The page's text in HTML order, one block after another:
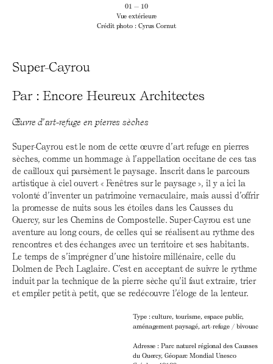
01 — 10
Vue extérieure
Crédit photo : Cyrus Cornut
Super-Cayrou
Par : Encore Heureux Architectes
Œuvre d’art-refuge en pierres sèches
Super-Cayrou est le nom de cette œuvre d’art refuge en pierres
sèches, comme un hommage à l’appellation occitane de ces tas
de cailloux qui parsèment le paysage. Inscrit dans le parcours
artistique à ciel ouvert « Fenêtres sur le paysage », il y a ici la
volonté d’inventer un patrimoine vernaculaire, mais aussi d’offrir
la promesse de nuits sous les étoiles dans les Causses du
Quercy, sur les Chemins de Compostelle. Super-Cayrou est une
aventure au long cours, de celles qui se réalisent au rythme des
rencontres et des échanges avec un territoire et ses habitants.
Le temps de s’imprégner d’une histoire millénaire, celle du
Dolmen de Pech Laglaire. C’est en acceptant de suivre le rythme
induit par la technique de la pierre sèche qu’il faut extraire, trier
et empiler petit à petit, que se redécouvre l’éloge de la lenteur.
Type : culture, tourisme, espace public,
aménagement paysagé, art-refuge / bivouac
Adresse : Parc naturel régional des Causses
du Quercy, Géoparc Mondial Unesco